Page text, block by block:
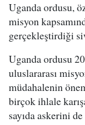
Uganda ordusu,
misyon
gerçekleştirdiği
Uganda ordusu
uluslararası
müdahalenin
birçok ihlale
sayıda askerini